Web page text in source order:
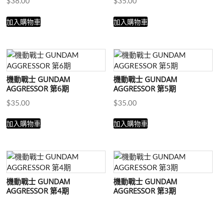
加入購物車 加入購物車
機動戰士 GUNDAM
AGGRESSOR 第6期
$35.00
加入購物車
機動戰士 GUNDAM
AGGRESSOR 第5期
$35.00
加入購物車
機動戰士 GUNDAM
AGGRESSOR 第4期
機動戰士 GUNDAM
AGGRESSOR 第3期